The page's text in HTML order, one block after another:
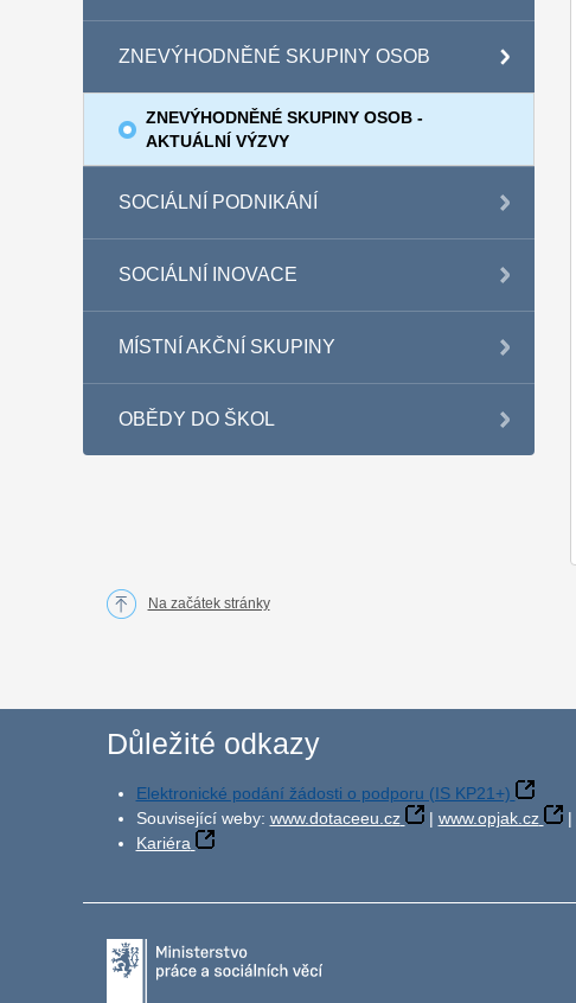
ZNEVÝHODNĚNÉ SKUPINY OSOB
ZNEVÝHODNĚNÉ SKUPINY OSOB -
AKTUÁLNÍ VÝZVY
SOCIÁLNÍ PODNIKÁNÍ
SOCIÁLNÍ INOVACE
MÍSTNÍ AKČNÍ SKUPINY
OBĚDY DO ŠKOL
Na začátek stránky
Důležité odkazy
Elektronické podání žádosti o podporu (IS KP21+)
Související weby: www.dotaceeu.cz | www.opjak.cz |
Kariéra